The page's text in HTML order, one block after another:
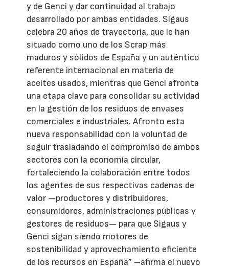
y de Genci y dar continuidad al trabajo
desarrollado por ambas entidades. Sigaus
celebra 20 años de trayectoria, que le han
situado como uno de los Scrap más
maduros y sólidos de España y un auténtico
referente internacional en materia de
aceites usados, mientras que Genci afronta
una etapa clave para consolidar su actividad
en la gestión de los residuos de envases
comerciales e industriales. Afronto esta
nueva responsabilidad con la voluntad de
seguir trasladando el compromiso de ambos
sectores con la economía circular,
fortaleciendo la colaboración entre todos
los agentes de sus respectivas cadenas de
valor —productores y distribuidores,
consumidores, administraciones públicas y
gestores de residuos— para que Sigaus y
Genci sigan siendo motores de
sostenibilidad y aprovechamiento eficiente
de los recursos en España” –afirma el nuevo